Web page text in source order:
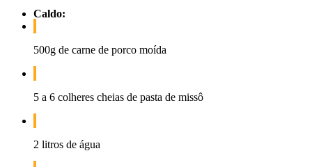
Caldo:
500g de carne de porco moída
5 a 6 colheres cheias de pasta de missô
2 litros de água